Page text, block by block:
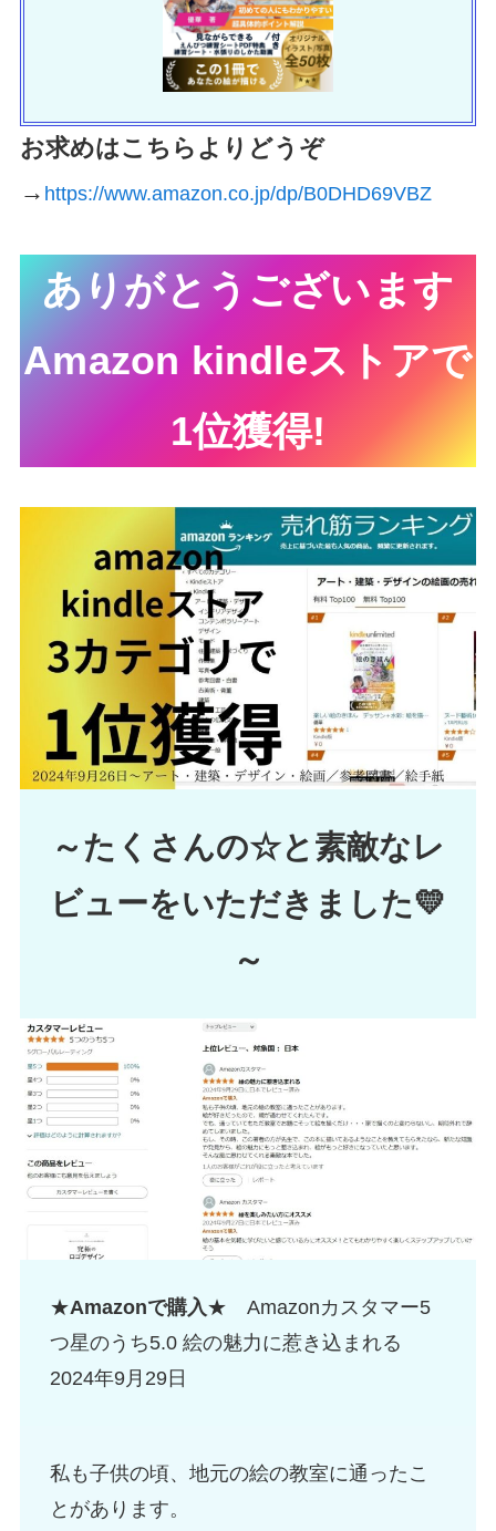
お求めはこちらよりどうぞ
→ https://www.amazon.co.jp/dp/B0DHD69VBZ
ありがとうございます
Amazon kindleストアで
1位獲得!
～たくさんの☆と素敵なレ
ビューをいただきました💛
～
★Amazonで購入★ Amazonカスタマー5
つ星のうち5.0 絵の魅力に惹き込まれる
2024年9月29日
私も子供の頃、地元の絵の教室に通ったこ
とがあります。